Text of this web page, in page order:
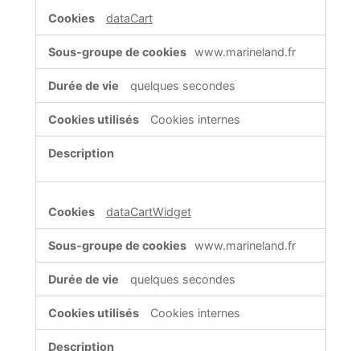
dataCart
www.marineland.fr
quelques secondes
Cookies internes
dataCartWidget
www.marineland.fr
quelques secondes
Cookies internes